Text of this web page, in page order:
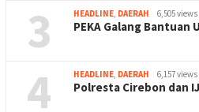
3 HEADLINE, DAERAH 6,505 views
PEKA Galang
4 HEADLINE, DAERAH 6,157 views
Polresta Cirebon dan